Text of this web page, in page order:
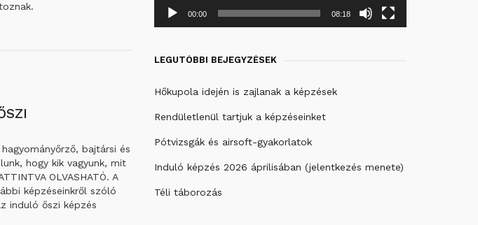
bajtársi és
hogy kik vagyunk, mit
OLVASHATÓ. A
képzéseinkről szóló
induló őszi képzés
00:00 08:18
LEGUTÓBBI BEJEGYZÉSEK
Hőkupola idején is zajlanak a képzések
Rendületlenül tartjuk a képzéseinket
Pótvizsgák és airsoft-gyakorlatok
Induló képzés 2026 áprilisában (jelentkezés menete)
Téli táborozás